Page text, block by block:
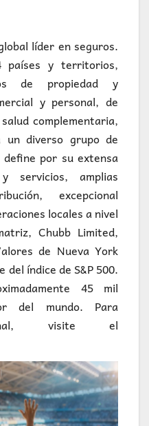
líder en seguros.
países y territorios,
de propiedad y
y personal, de
complementaria,
diverso grupo de
por su extensa
servicios, amplias
excepcional
locales a nivel
Chubb Limited,
de Nueva York
del índice de S&P 500.
45 mil
del mundo. Para
visite el